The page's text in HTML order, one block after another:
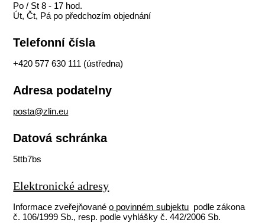
Po / St 8 - 17 hod.
Út, Čt, Pá po předchozím objednání
Telefonní čísla
+420 577 630 111 (ústředna)
Adresa podatelny
posta@zlin.eu
Datová schránka
5ttb7bs
Elektronické adresy
Informace zveřejňovanéo povinném subjektu podle zákona
č. 106/1999 Sb., resp. podle vyhlášky č. 442/2006 Sb.